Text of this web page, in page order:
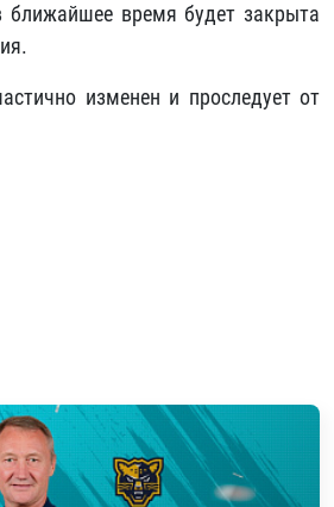
время будет закрыта
изменен и проследует от